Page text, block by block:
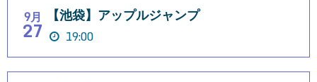
9月
27
【池袋】アップルジャンプ
19:00